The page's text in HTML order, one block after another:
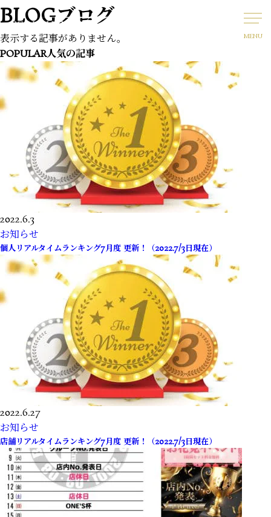
MENU
BLOGブログ
表示する記事がありません。
POPULAR人気の記事
2022.6.3
お知らせ
個人リアルタイムランキング7月度 更新！（2022.7/3日現在）
2022.6.27
お知らせ
店舗リアルタイムランキング7月度 更新！（2022.7/3日現在）